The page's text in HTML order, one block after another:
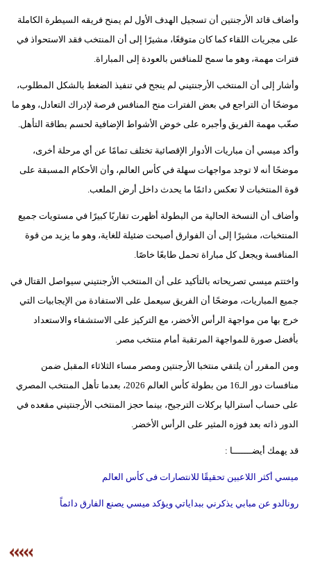
فيديو
وأضاف قائد الأرجنتين أن تسجيل الهدف الأول لم يمنح فريقه السيطرة الكاملة
على مجريات اللقاء كما كان متوقعًا، مشيرًا إلى أن المنتخب فقد الاستحواذ في
فترات مهمة، وهو ما سمح للمنافس بالعودة إلى المباراة.
وأشار إلى أن المنتخب الأرجنتيني لم ينجح في تنفيذ الضغط بالشكل المطلوب،
موضحًا أن التراجع في بعض الفترات منح المنافس فرصة لإدراك التعادل، وهو ما
صعّب مهمة الفريق وأجبره على خوض الأشواط الإضافية لحسم بطاقة التأهل.
وأكد ميسي أن مباريات الأدوار الإقصائية تختلف تمامًا عن أي مرحلة أخرى،
موضحًا أنه لا توجد مواجهات سهلة في كأس العالم، وأن الأحكام المسبقة على
قوة المنتخبات لا تعكس دائمًا ما يحدث داخل أرض الملعب.
وأضاف أن النسخة الحالية من البطولة أظهرت تقاربًا كبيرًا في مستويات جميع
المنتخبات، مشيرًا إلى أن الفوارق أصبحت ضئيلة للغاية، وهو ما يزيد من قوة
المنافسة ويجعل كل مباراة تحمل طابعًا خاصًا.
واختتم ميسي تصريحاته بالتأكيد على أن المنتخب الأرجنتيني سيواصل القتال في
جميع المباريات، موضحًا أن الفريق سيعمل على الاستفادة من الإيجابيات التي
خرج بها من مواجهة الرأس الأخضر، مع التركيز على الاستشفاء والاستعداد
بأفضل صورة للمواجهة المرتقبة أمام منتخب مصر.
ومن المقرر أن يلتقي منتخبا الأرجنتين ومصر مساء الثلاثاء المقبل ضمن
منافسات دور الـ16 من بطولة كأس العالم 2026، بعدما تأهل المنتخب المصري
على حساب أستراليا بركلات الترجيح، بينما حجز المنتخب الأرجنتيني مقعده في
الدور ذاته بعد فوزه المثير على الرأس الأخضر.
قد يهمك أيضـــــــا :
ميسي أكثر اللاعبين تحقيقًا للانتصارات فى كأس العالم
رونالدو عن مبابي يذكرني ببداياتي ويؤكد ميسي يصنع الفارق دائماً